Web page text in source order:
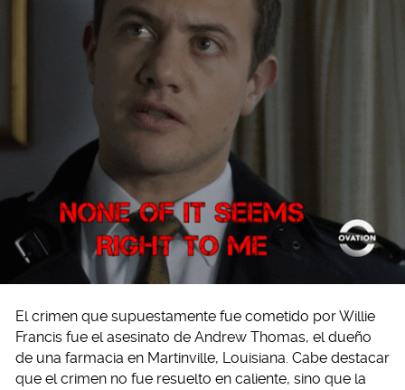
El crimen que supuestamente fue cometido por Willie
Francis fue el asesinato de Andrew Thomas, el dueño
de una farmacia en Martinville, Louisiana. Cabe destacar
que el crimen no fue resuelto en caliente, sino que la